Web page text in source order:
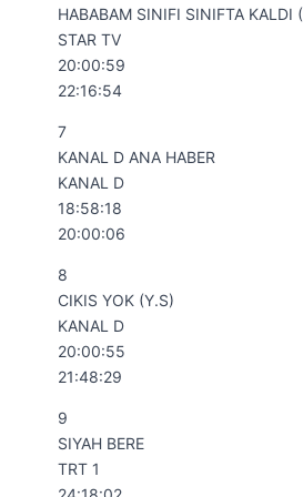
HABABAM SINIFI SINIFTA KALDI
STAR TV
20:00:59
22:16:54
7
KANAL D ANA HABER
KANAL D
18:58:18
20:00:06
8
CIKIS YOK (Y.S)
KANAL D
20:00:55
21:48:29
9
SIYAH BERE
TRT 1